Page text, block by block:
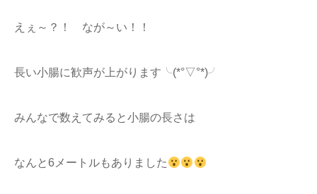
えぇ～？！ なが～い！！
長い小腸に歓声が上がります╰(*°▽°*)╯
みんなで数えてみると小腸の長さは
なんと6メートルもありました